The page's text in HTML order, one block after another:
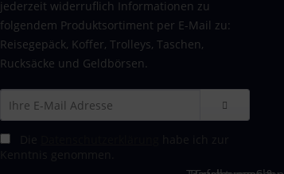
jederzeit widerruflich Informationen zu
folgendem Produktsortiment per E-Mail zu:
Reisegepäck, Koffer, Trolleys, Taschen,
Rucksäcke und Geldbörsen.